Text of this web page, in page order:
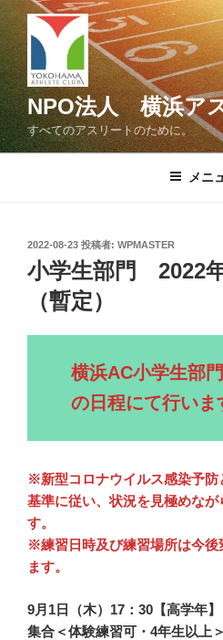
コ
ン
テ
ン
ツ
へ
ス
NPO法人 横浜ア
すべてのアスリートのために。
メニ
投
日:
2022-08-23 投稿者: WPMASTER
小学生部門 2022
（暫定）
横浜AC小学生部
の日程にて行いま
※新型コロナウイルス感染予防
基準に従い、状況を見極めなが
す。
※練習日時及び練習場所は今後
ます。
9月1日（木）17：30【高学年
集合＜体験練習可・4年生以上＞